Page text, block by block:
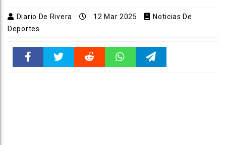
Diario De Rivera 12 Mar 2025
Noticias De
Deportes